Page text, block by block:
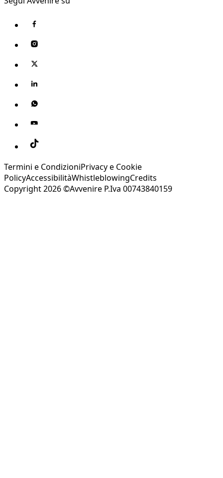
Termini e CondizioniPrivacy e Cookie
PolicyAccessibilitàWhistleblowingCredits
Copyright 2026 ©Avvenire P.Iva 00743840159